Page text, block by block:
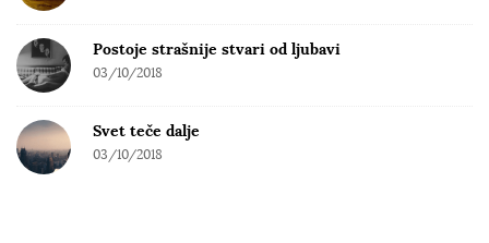
Postoje strašnije stvari od ljubavi
03/10/2018
Svet teče dalje
03/10/2018